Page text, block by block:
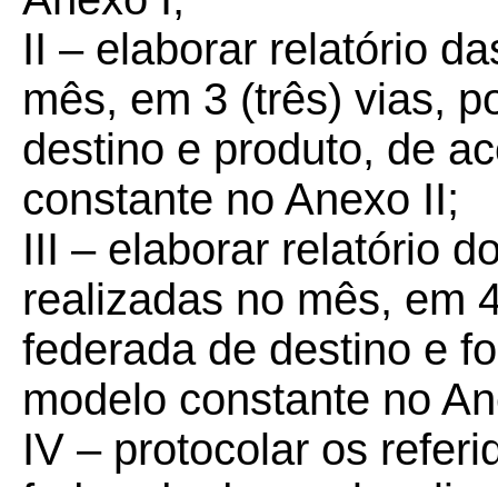
II – elaborar relatório
mês, em 3 (três) vias,
destino e produto, de
constante no Anexo II;
III – elaborar relatório
realizadas no mês, em
federada de destino e
modelo constante no
IV – protocolar os